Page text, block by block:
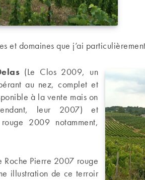
et domaines que j’ai
(Le Clos 2009, un
au nez, complet et
à la vente mais on
leur 2007) et
2009 notamment,
Roche Pierre 2007 rouge
illustration de ce terroir